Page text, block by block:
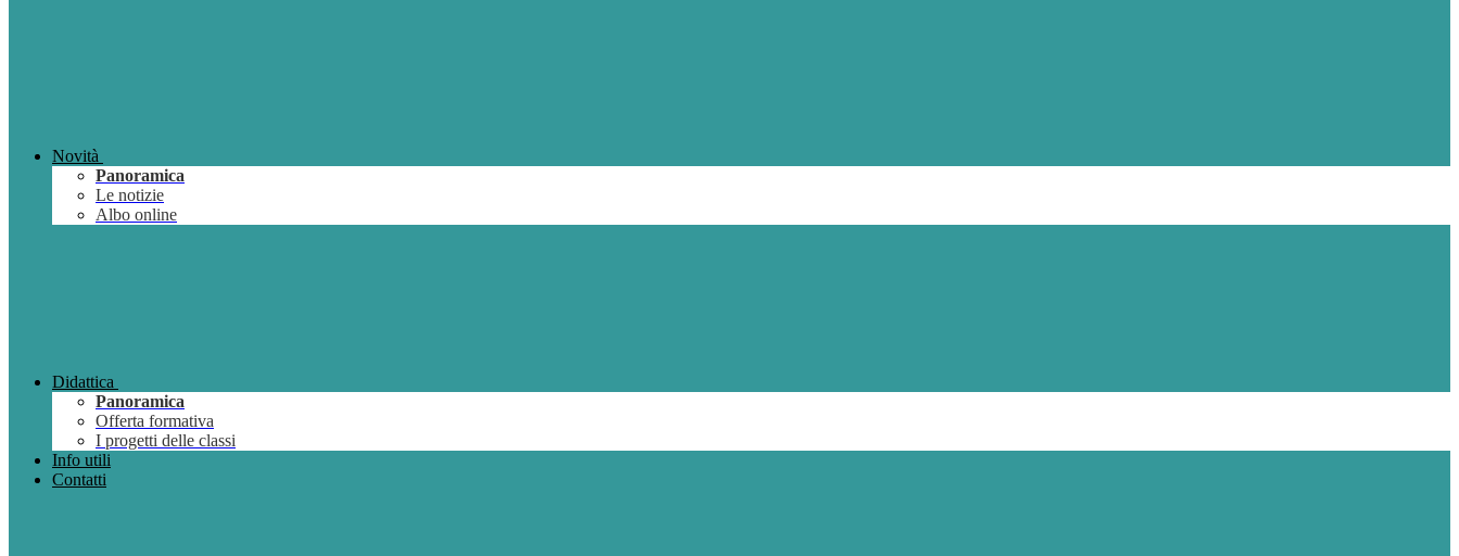
Novità
Panoramica
Le notizie
Albo online
Didattica
Panoramica
Offerta formativa
I progetti delle classi
Info utili
Contatti